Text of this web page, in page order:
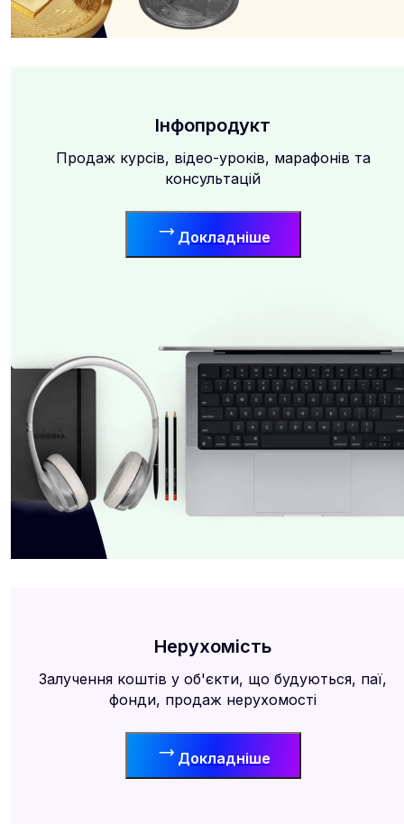
Інфопродукт
Продаж курсів, відео-уроків, марафонів та
консультацій
Докладніше
Нерухомість
Залучення коштів у об'єкти, що будуються, паї,
фонди, продаж нерухомості
Докладніше